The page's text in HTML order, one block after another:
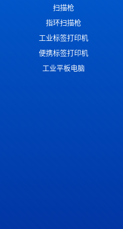
扫描枪
指环扫描枪
工业标签打印机
便携标签打印机
工业平板电脑